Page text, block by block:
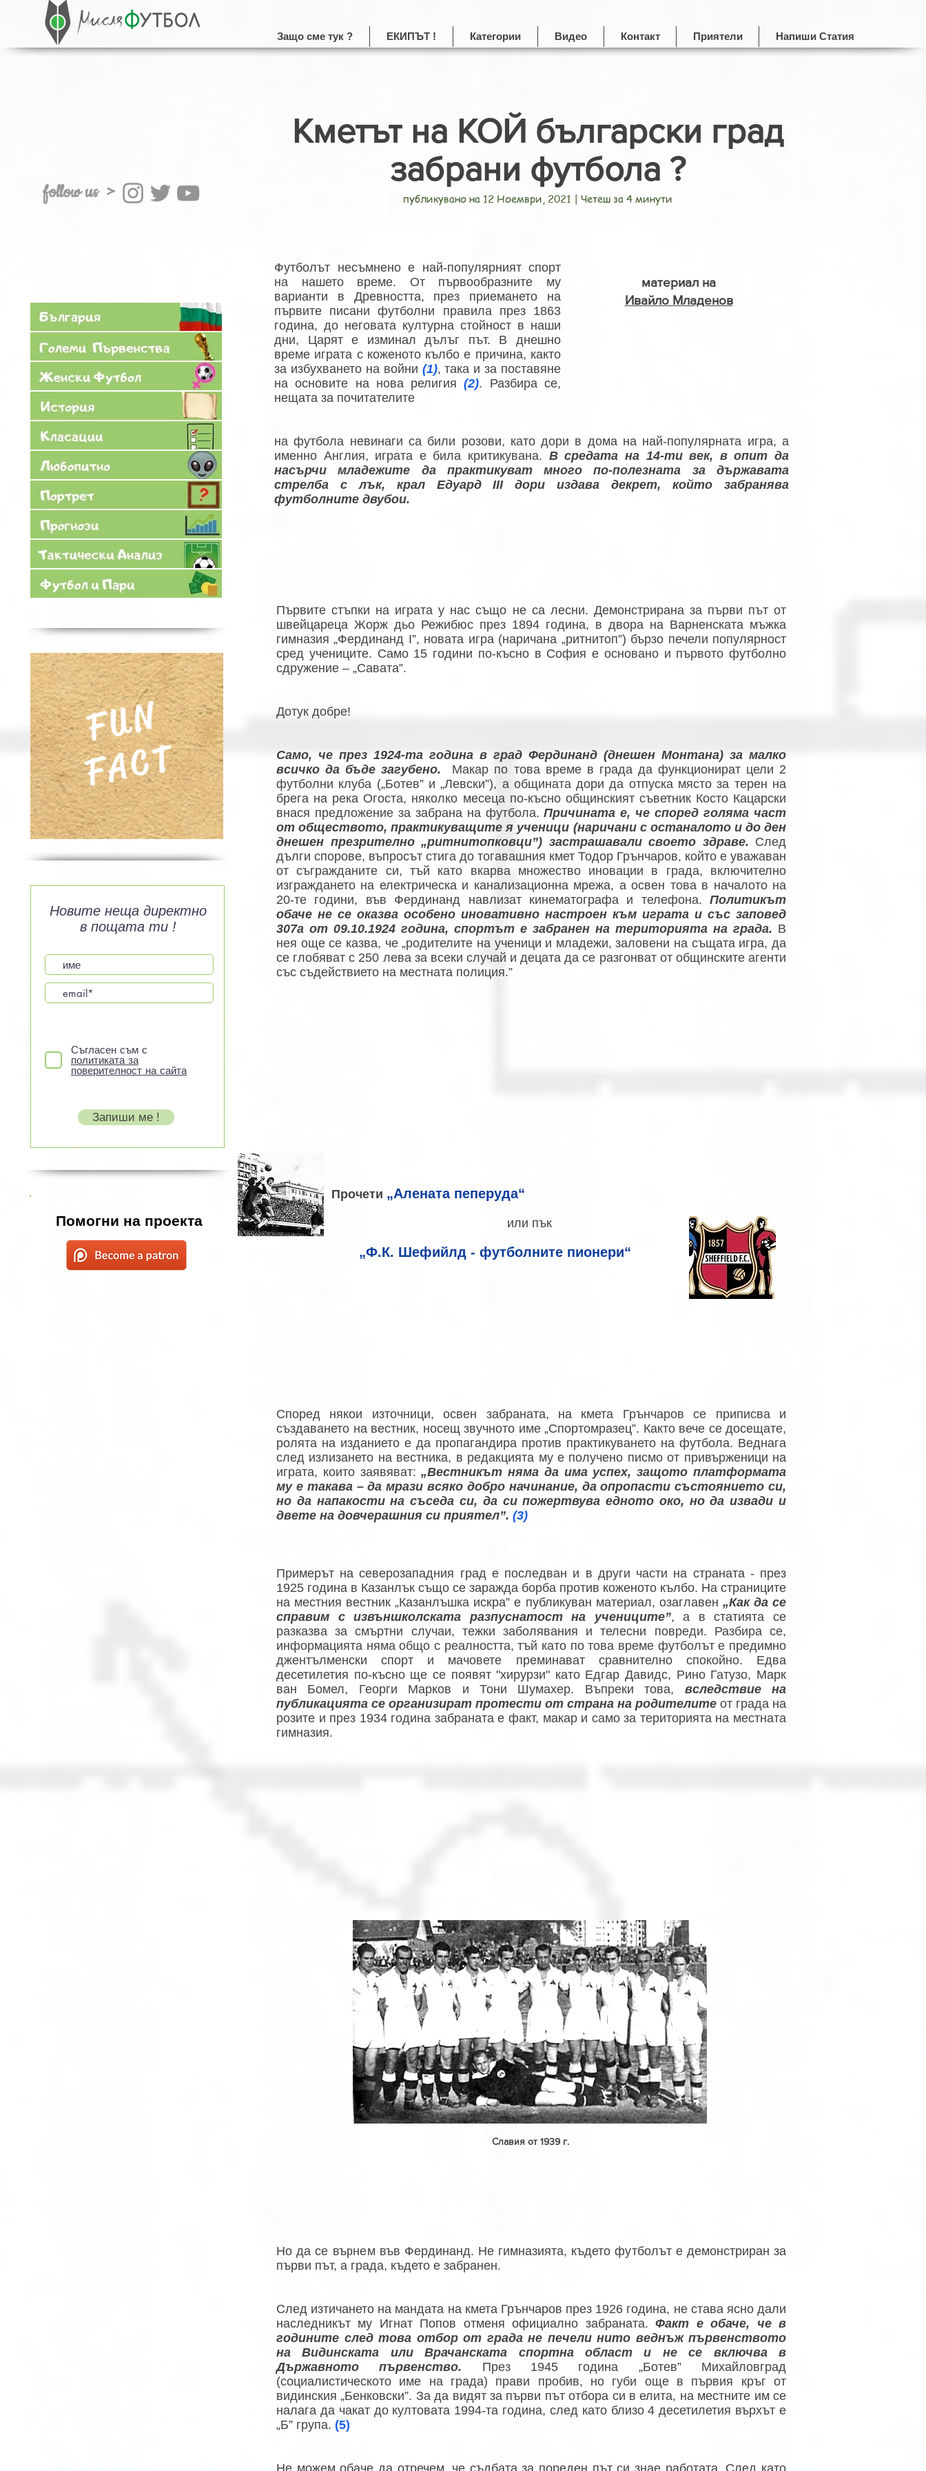
Защо сме тук ? ЕКИПЪТ ! Категории Видео Контакт Приятели Напиши Статия
Кметът на КОЙ български град
забрани футбола ?
публикувано на 12 Ноември, 2021 | Четеш за 4 минути
Футболът несъмнено е най-популярният спорт
на нашето време. От първообразните му
варианти в Древността, през приемането на
първите писани футболни правила през 1863
година, до неговата културна стойност в наши
дни, Царят е изминал дълъг път. В днешно
време играта с коженото кълбо е причина, както
за избухването на войни (1), така и за поставяне
на основите на нова религия(2). Разбира се,
нещата за почитателите
материал на
Ивайло Младенов
на футбола невинаги са били розови, като дори в дома на най-популярната игра, а
именно Англия, играта е била критикувана. В средата на 14-ти век, в опит да
насърчи младежите да практикуват много по-полезната за държавата
стрелба с лък, крал Едуард III дори издава декрет, който забранява
футболните двубои.
Първите стъпки на играта у нас също не са лесни. Демонстрирана за първи път от
швейцареца Жорж дьо Режибюс през 1894 година, в двора на Варненската мъжка
гимназия „Фердинанд I”, новата игра (наричана „ритнитоп”) бързо печели популярност
сред учениците. Само 15 години по-късно в София е основано и първото футболно
сдружение – „Савата”.
Дотук добре!
Само, че през 1924-та година в град Фердинанд (днешен Монтана) за малко
всичко да бъде загубено. Макар по това време в града да функционират цели 2
футболни клуба („Ботев” и „Левски”), а общината дори да отпуска място за терен на
брега на река Огоста, няколко месеца по-късно общинският съветник Косто Кацарски
внася предложение за забрана на футбола.Причината е, че според голяма част
от обществото, практикуващите я ученици (наричани с останалото и до ден
днешен презрително „ритнитопковци”) застрашавали своето здраве. След
дълги спорове, въпросът стига до тогавашния кмет Тодор Грънчаров, който е уважаван
от съгражданите си, тъй като вкарва множество иновации в града, включително
изграждането на електрическа и канализационна мрежа, а освен това в началото на
20-те години, във Фердинанд навлизат кинематографа и телефона. Политикът
обаче не се оказва особено иновативно настроен към играта и със заповед
307а от 09.10.1924 година, спортът е забранен на територията на града. В
нея още се казва, че „родителите на ученици и младежи, заловени на същата игра, да
се глобяват с 250 лева за всеки случай и децата да се разгонват от общинските агенти
със съдействието на местната полиция.”
Прочети „Алената пеперуда“
или пък
„Ф.К. Шефийлд - футболните пионери“
Според някои източници, освен забраната, на кмета Грънчаров се приписва и
създаването на вестник, носещ звучното име „Спортомразец”. Както вече се досещате,
ролята на изданието е да пропагандира против практикуването на футбола. Веднага
след излизането на вестника, в редакцията му е получено писмо от привърженици на
играта, които заявяват:„Вестникът няма да има успех, защото платформата
му е такава – да мрази всяко добро начинание, да опропасти състоянието си,
но да напакости на съседа си, да си пожертвува едното око, но да извади и
двете на довчерашния си приятел”. (3)
Примерът на северозападния град е последван и в други части на страната - през
1925 година в Казанлък също се заражда борба против коженото кълбо. На страниците
на местния вестник „Казанлъшка искра” е публикуван материал, озаглавен „Как да се
справим с извъншколската разпуснатост на учениците”, а в статията се
разказва за смъртни случаи, тежки заболявания и телесни повреди. Разбира се,
информацията няма общо с реалността, тъй като по това време футболът е предимно
джентълменски спорт и мачовете преминават сравнително спокойно. Едва
десетилетия по-късно ще се появят "хирурзи" като Едгар Давидс, Рино Гатузо, Марк
ван Бомел, Георги Марков и Тони Шумахер. Въпреки това, вследствие на
публикацията се организират протести от страна на родителите от града на
розите и през 1934 година забраната е факт, макар и само за територията на местната
гимназия.
Славия от 1939 г.
Но да се върнем във Фердинанд. Не гимназията, където футболът е демонстриран за
първи път, а града, където е забранен.
След изтичането на мандата на кмета Грънчаров през 1926 година, не става ясно дали
наследникът му Игнат Попов отменя официално забраната.Факт е обаче, че в
годините след това отбор от града не печели нито веднъж първенството
на Видинската или Врачанската спортна област и не се включва в
Държавното първенство. През 1945 година „Ботев” Михайловград
(социалистическото име на града) прави пробив, но губи още в първия кръг от
видинския „Бенковски”. За да видят за първи път отбора си в елита, на местните им се
налага да чакат до култовата 1994-та година, след като близо 4 десетилетия върхът е
„Б” група. (5)
Не можем обаче да отречем, че съдбата за пореден път си знае работата. След като
Новите неща директно
в пощата ти !
Съгласен съм с
политиката за
поверителност на сайта
Запиши ме !
Помогни на проекта
follow us >
FUN
FACT